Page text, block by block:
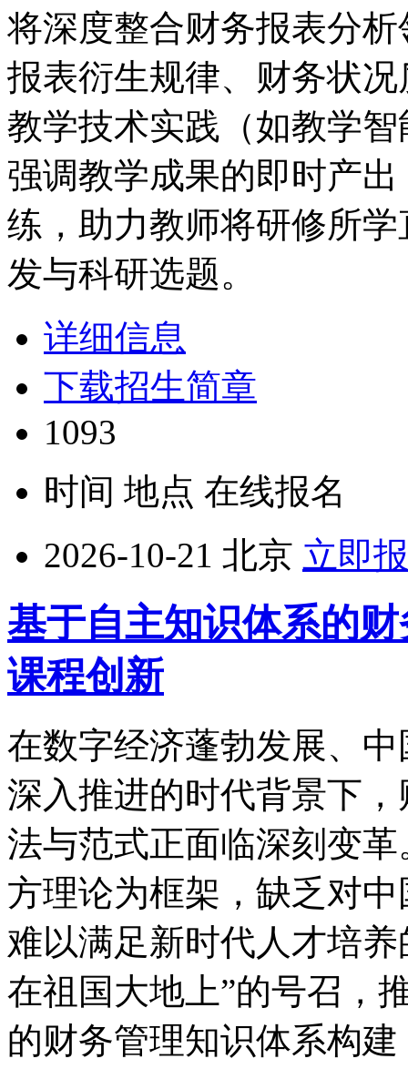
将深度整合财务报表分
报表衍生规律、财务状
教学技术实践（如教学
强调教学成果的即时产
练，助力教师将研修所
发与科研选题。
详细信息
下载招生简章
1093
时间 地点 在线报名
2026-10-21 北京 立即
基于自主知识体系的
课程创新
在数字经济蓬勃发展、
深入推进的时代背景下
法与范式正面临深刻变
方理论为框架，缺乏对
难以满足新时代人才培
在祖国大地上”的号召，
的财务管理知识体系构